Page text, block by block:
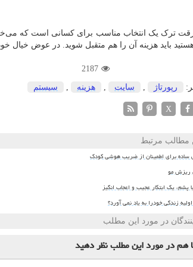
ترک یک انتخاب مناسب برای کسانی است که
باید هزینه آن را هم متقبل شوید. در عوض خیال
2187
رپورتاژ سایت هزینه سیستم
X
مطالب مرتبط
ساده برای اطمینان از ضریب هوشی کودک
ریزش مو
پشم، یک ابتکار عجیب و اعجاب انگیز
زندگی خودرا به یاد نمی آورد؟
در مورد این مطلب
همدر مورد این مطلبنظر دهید